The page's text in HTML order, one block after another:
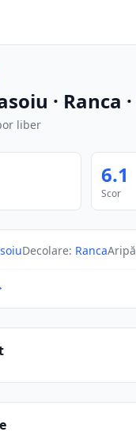
· Ranca ·
liber
6.1
Scor
Decolare: RancaAripă